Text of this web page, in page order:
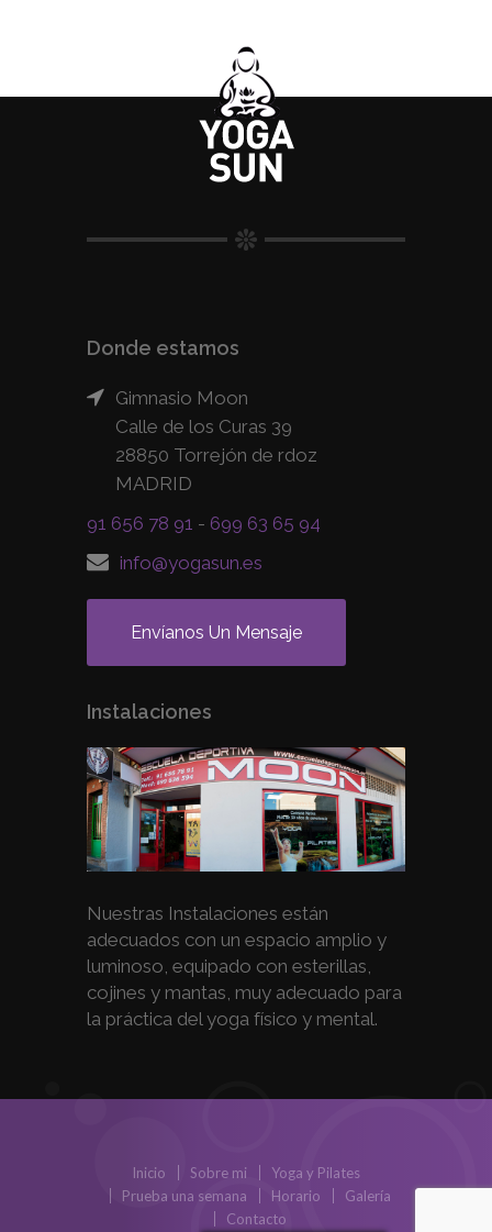
Donde estamos
Gimnasio Moon
Calle de los Curas 39
28850 Torrejón de rdoz
MADRID
91 656 78 91 - 699 63 65 94
info@yogasun.es
Envíanos Un Mensaje
Instalaciones
Nuestras Instalaciones están
adecuados con un espacio amplio y
luminoso, equipado con esterillas,
cojines y mantas, muy adecuado para
la práctica del yoga físico y mental.
Inicio Sobre mi
Yoga y Pilates
Prueba una semana
Horario
Galería
Contacto